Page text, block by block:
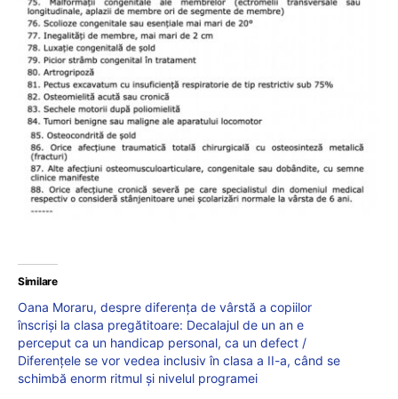
Similare
Oana Moraru, despre diferența de vârstă a copiilor
înscriși la clasa pregătitoare: Decalajul de un an e
perceput ca un handicap personal, ca un defect /
Diferențele se vor vedea inclusiv în clasa a II-a, când se
schimbă enorm ritmul și nivelul programei